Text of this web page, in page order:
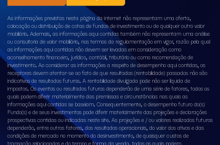
As informações previstas nesta página da internet não representam uma oferta,
colocação ou distribuição de cotas de fundos de investimento ou de qualquer outro valor
mobiliário. Ademais, as informações aqui contidas também não representam uma análise
ou consultoria de valor mobiliário, nos termos da regulamentação em vigor, razão pela qual
as informações aqui contidas não devem ser levadas em consideração como
aconselhamento financeiro, jurídico, contábil, tributário ou como recomendação de
investimento. Ao considerar as informações a respeito de desempenho aqui contidas, os
receptores devem atentar-se ao fato de que resultados (rentabilidade) passados não são
indicativos de resultados futuros. A rentabilidade divulgada pode não ser líquida de
impostos. Os eventos ou resultados futuros dependerão de uma série de fatores, todos os
quais podem diferir materialmente das premissas e circunstâncias nas quais as
informações aqui contidas se baseiam. Consequentemente, o desempenho futuro do(s)
Fundo(s) e de seus investimentos pode diferir materialmente das projeções e declarações
prospectivas contidas ou indicadas neste site. As projeções e / ou valores realizados futuros
dependerão, entre outros fatores, dos resultados operacionais, do valor dos ativos e das
condições de mercado no momento do desinvestimento, de quaisquer custos de
transação relacionados e do tempo e forma da venda, todos os quais podem